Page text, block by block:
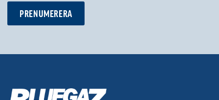
PRENUMERERA